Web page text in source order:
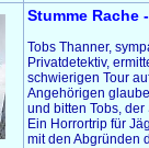
Stumme Rache
Tobs Thanner,
Privatdetektiv,
schwierigen Tour
Angehörigen
und bitten Tobs,
Ein Horrortrip für
mit den Abgründen